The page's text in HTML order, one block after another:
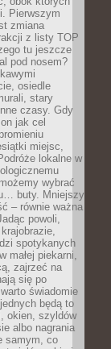
Pierwszym
zmiana
z listy TOP
tu jeszcze
pod nosem?
osiedle
stary
czasy. Gdy
jak cel
miejsc,
lokalne w
wybrać
buty. Mniejszy
– równie ważna
powoli,
spotykanych
małej piekarni,
zajrzeć na
się po
świadomie
będą to
okien, szyldów
albo nagrania
samym, co